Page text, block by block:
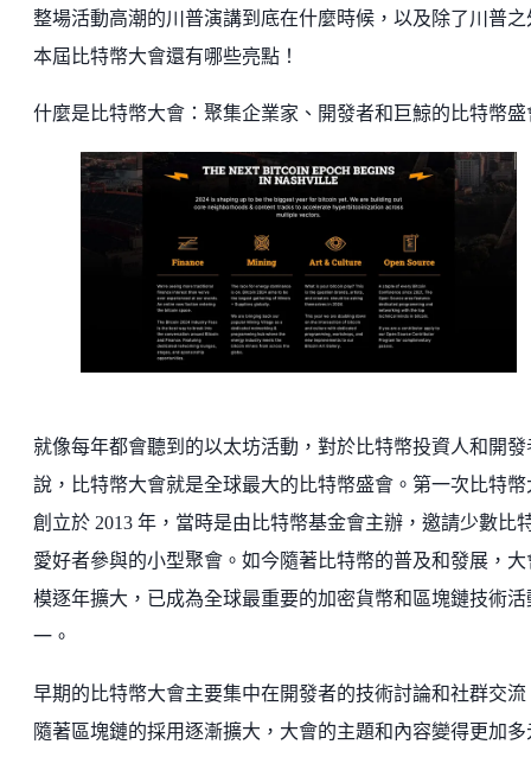
整場活動高潮的川普演講到底在什麼時候，以及除了川普之
本屆比特幣大會還有哪些亮點！
什麼是比特幣大會：聚集企業家、開發者和巨鯨的比特幣盛
就像每年都會聽到的以太坊活動，對於比特幣投資人和開發
說，比特幣大會就是全球最大的比特幣盛會。第一次比特幣
創立於 2013 年，當時是由比特幣基金會主辦，邀請少數比
愛好者參與的小型聚會。如今隨著比特幣的普及和發展，大
模逐年擴大，已成為全球最重要的加密貨幣和區塊鏈技術活
一。
早期的比特幣大會主要集中在開發者的技術討論和社群交流
隨著區塊鏈的採用逐漸擴大，大會的主題和內容變得更加多